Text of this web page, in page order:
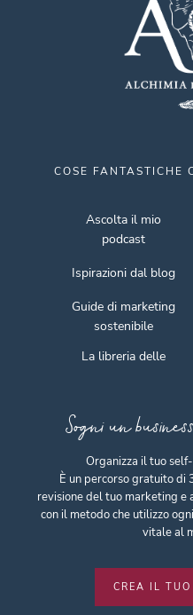
COSE FANTASTICHE
Ascolta il mio
podcast
Ispirazioni dal blog
Guide di marketing
sostenibile
La libreria delle
Sogni un
Organizza il tuo
È un percorso gratuito di
revisione del tuo marketing e
con il metodo che utilizzo
vitale al
CREA IL TUO